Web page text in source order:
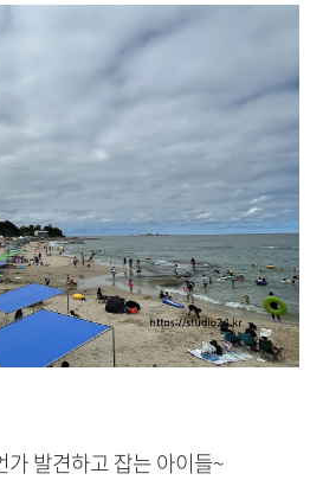
가 발견하고 잡는 아이들~